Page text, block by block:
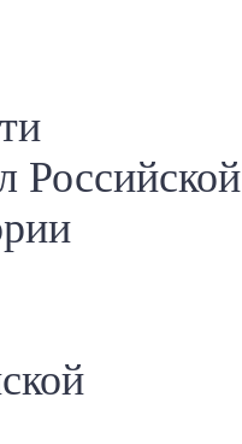
Российской